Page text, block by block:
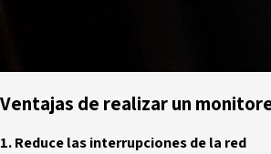
Ventajas de realizar un
1. Reduce las interrupciones de la red